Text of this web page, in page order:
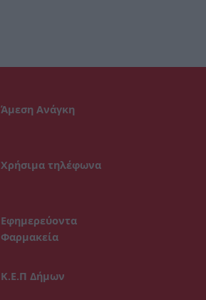
Άμεση Ανάγκη
Χρήσιμα τηλέφωνα
Εφημερεύοντα
Φαρμακεία
Κ.Ε.Π Δήμων